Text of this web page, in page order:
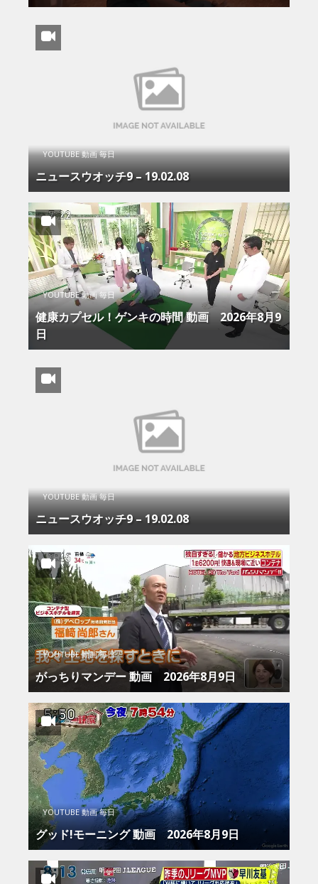
YOUTUBE 動画 毎日
ニュースウオッチ9 – 19.02.08
YOUTUBE 動画 毎日
健康カプセル！ゲンキの時間 動画 2026年8月9
日
YOUTUBE 動画 毎日
ニュースウオッチ9 – 19.02.08
YOUTUBE 動画 毎日
がっちりマンデー 動画 2026年8月9日
YOUTUBE 動画 毎日
グッド!モーニング 動画 2026年8月9日